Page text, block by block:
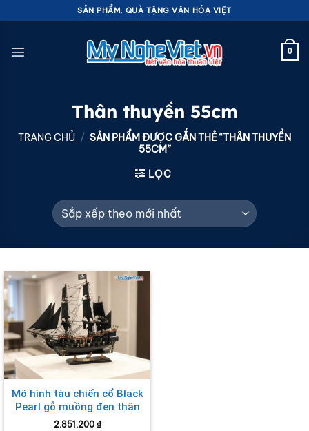
qua
dung
SẢN PHẨM, QUÀ TẶNG VĂN HÓA VIỆT
0
Thân thuyền 55cm
TRANG CHỦ / SẢN PHẨM ĐƯỢC GẮN THẺ “THÂN THUYỀN
55CM”
LỌC
Mô hình tàu chiến cổ Black
Pearl gỗ muồng đen thân
55cm MNV-TB17/55
2.851.200 ₫